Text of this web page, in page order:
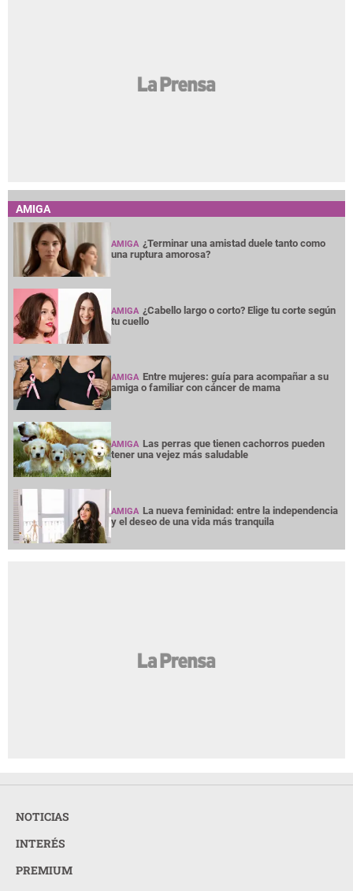
AMIGA
AMIGA ¿Terminar una amistad duele tanto como
una ruptura amorosa?
AMIGA ¿Cabello largo o corto? Elige tu corte según
tu cuello
AMIGA Entre mujeres: guía para acompañar a su
amiga o familiar con cáncer de mama
AMIGA Las perras que tienen cachorros pueden
tener una vejez más saludable
AMIGA La nueva feminidad: entre la independencia
y el deseo de una vida más tranquila
NOTICIAS
INTERÉS
PREMIUM